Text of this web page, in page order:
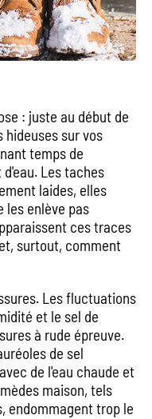
: juste au début de
hideuses sur vos
temps de
Les taches
laides, elles
les enlève pas
ces traces
surtout, comment
Les fluctuations
et le sel de
à rude épreuve.
de sel
de l'eau chaude et
maison, tels
endommagent trop le